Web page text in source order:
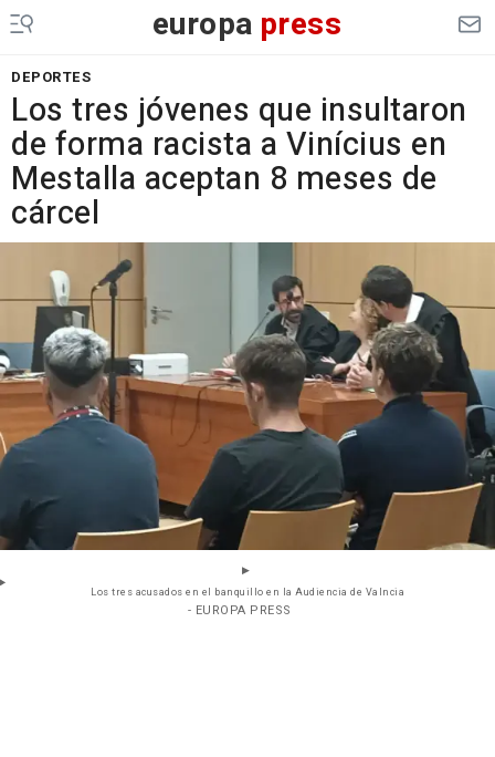
europa press
DEPORTES
Los tres jóvenes que insultaron
de forma racista a Vinícius en
Mestalla aceptan 8 meses de
cárcel
Los tres acusados en el banquillo en la Audiencia de Valncia
- EUROPA PRESS